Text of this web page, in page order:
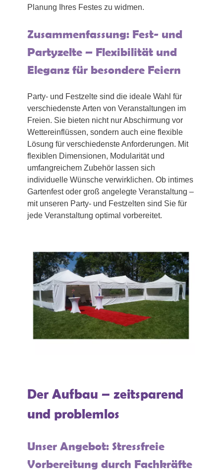
Planung Ihres Festes zu widmen.
Zusammenfassung: Fest- und
Partyzelte – Flexibilität und
Eleganz für besondere Feiern
Party- und Festzelte sind die ideale Wahl für
verschiedenste Arten von Veranstaltungen im
Freien. Sie bieten nicht nur Abschirmung vor
Wettereinflüssen, sondern auch eine flexible
Lösung für verschiedenste Anforderungen. Mit
flexiblen Dimensionen, Modularität und
umfangreichem Zubehör lassen sich
individuelle Wünsche verwirklichen. Ob intimes
Gartenfest oder groß angelegte Veranstaltung –
mit unseren Party- und Festzelten sind Sie für
jede Veranstaltung optimal vorbereitet.
Der Aufbau – zeitsparend
und problemlos
Unser Angebot: Stressfreie
Vorbereitung durch Fachkräfte